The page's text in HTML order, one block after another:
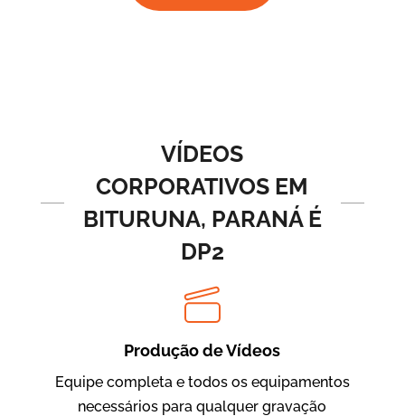
BRF Parceiros
Vídeos de Integração e Segurança
VÍDEOS
CORPORATIVOS EM
BITURUNA, PARANÁ É
DP2
Produção de Vídeos
Equipe completa e todos os equipamentos
necessários para qualquer gravação